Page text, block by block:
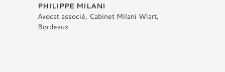
PHILIPPE MILANI
Avocat associé, Cabinet Milani Wiart,
Bordeaux